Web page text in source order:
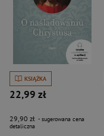
KSIĄŻKA
22,99 zł
29,90 zł - sugerowana cena
detaliczna